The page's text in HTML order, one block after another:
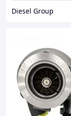
Diesel Group